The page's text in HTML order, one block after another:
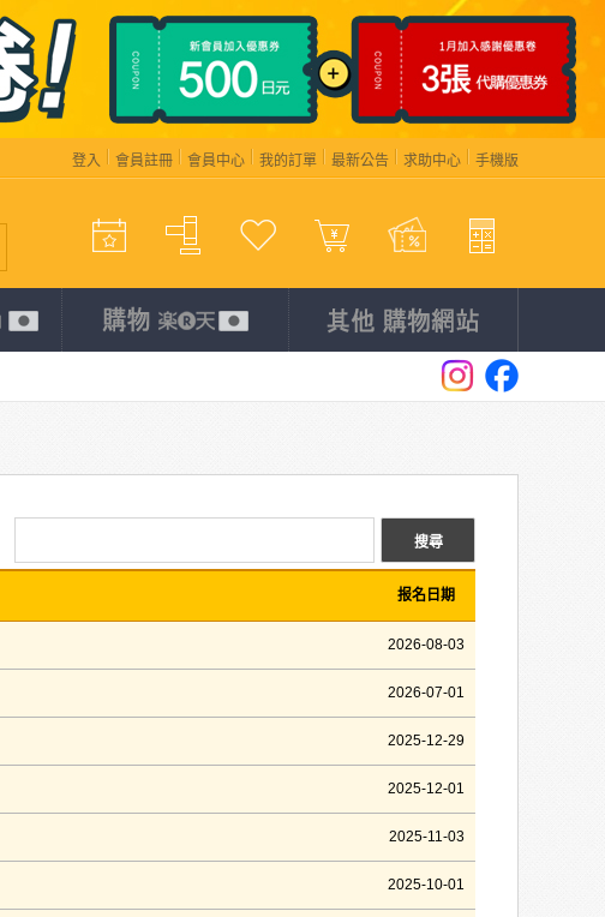
登入 會員註冊 會員中心 我的訂單 最新公告 求助中心 手機版
报名日期
2026-08-03
2026-07-01
2025-12-29
2025-12-01
2025-11-03
2025-10-01